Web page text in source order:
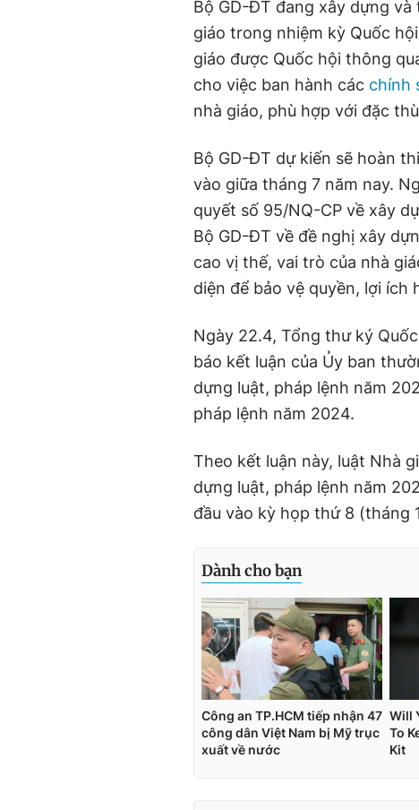
Bộ GD-ĐT đang xây dựng
giáo trong nhiệm kỳ Quốc
giáo được Quốc hội thông
cho việc ban hành các chính
nhà giáo, phù hợp với đặc
Bộ GD-ĐT dự kiến sẽ hoàn
vào giữa tháng 7 năm nay.
quyết số 95/NQ-CP về xây
Bộ GD-ĐT về đề nghị xây
cao vị thế, vai trò của nhà
diện để bảo vệ quyền, lợi ích
Ngày 22.4, Tổng thư ký
báo kết luận của Ủy ban
dựng luật, pháp lệnh năm
pháp lệnh năm 2024.
Theo kết luận này, luật Nhà
dựng luật, pháp lệnh năm
đầu vào kỳ họp thứ 8 (tháng